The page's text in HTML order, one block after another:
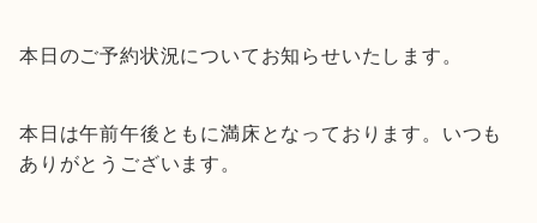
本日のご予約状況についてお知らせいたします。
本日は午前午後ともに満床となっております。いつも
ありがとうございます。